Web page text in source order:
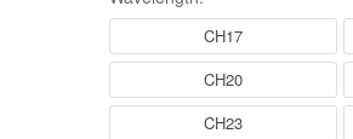
CH17
CH20
CH23